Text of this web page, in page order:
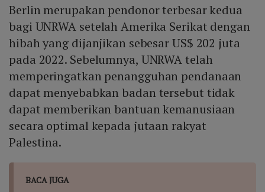
Berlin merupakan pendonor terbesar kedua
bagi UNRWA setelah Amerika Serikat dengan
hibah yang dijanjikan sebesar US$ 202 juta
pada 2022. Sebelumnya, UNRWA telah
memperingatkan penangguhan pendanaan
dapat menyebabkan badan tersebut tidak
dapat memberikan bantuan kemanusiaan
secara optimal kepada jutaan rakyat
Palestina.
BACA JUGA